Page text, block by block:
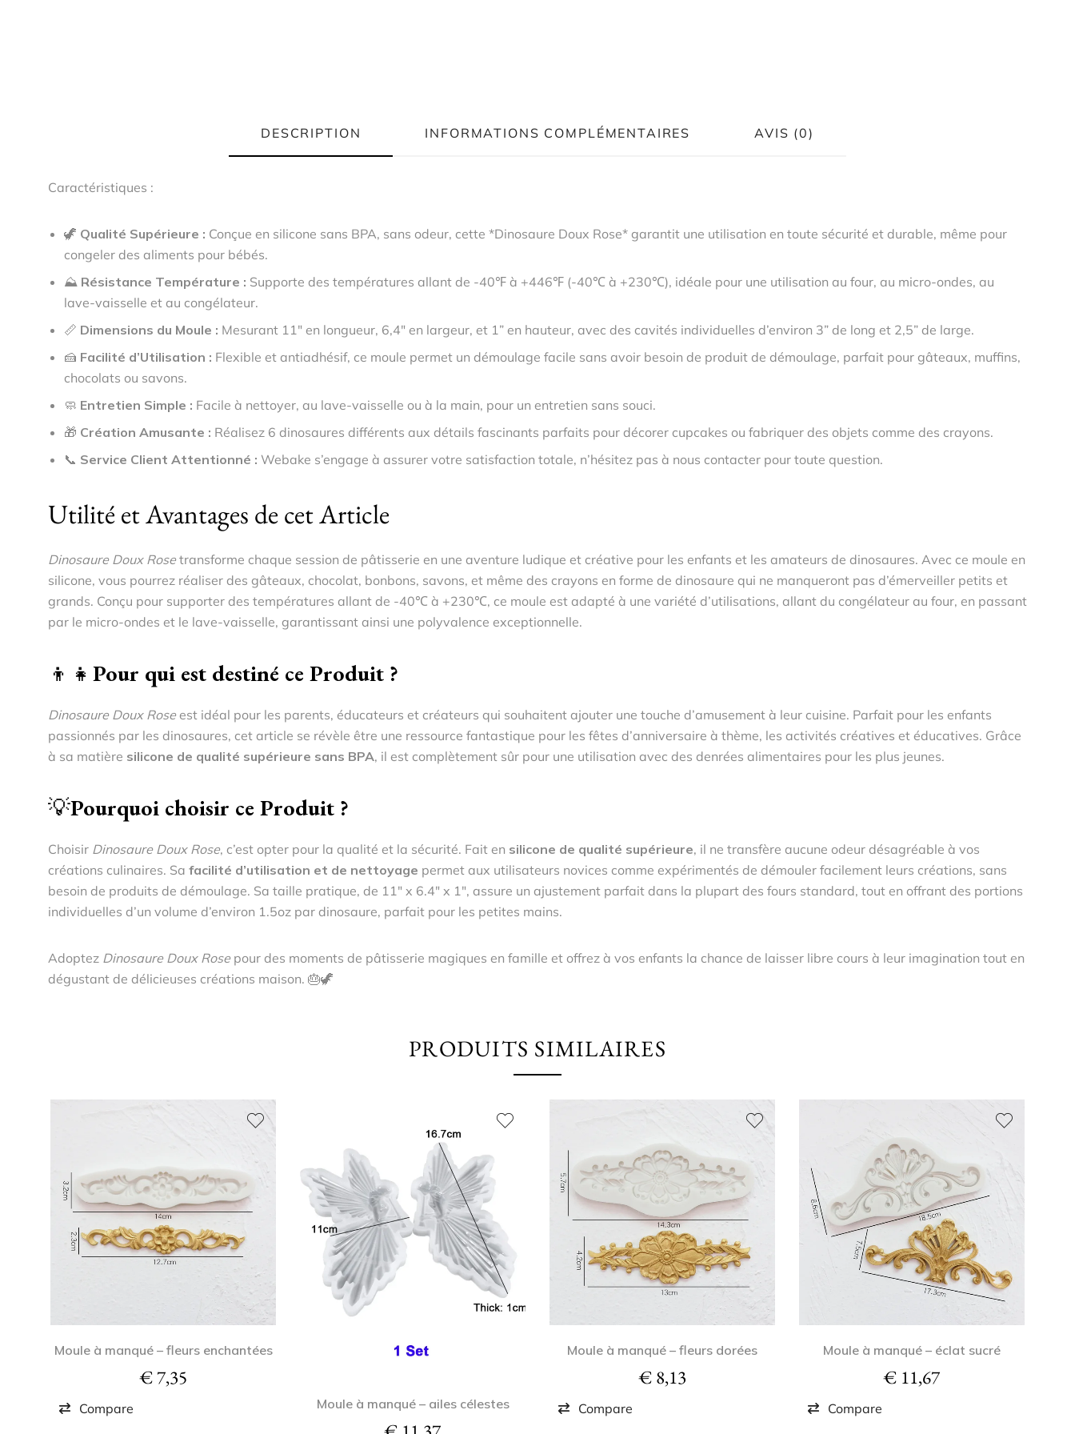
DESCRIPTION INFORMATIONS COMPLÉMENTAIRES AVIS (0)
Caractéristiques :
🦖 Qualité Supérieure : Conçue en silicone sans BPA, sans odeur, cette *Dinosaure Doux Rose* garantit une utilisation en toute sécurité et durable, même pour
congeler des aliments pour bébés.
⛰️ Résistance Température : Supporte des températures allant de -40℉ à +446℉ (-40℃ à +230℃), idéale pour une utilisation au four, au micro-ondes, au
lave-vaisselle et au congélateur.
📏 Dimensions du Moule : Mesurant 11″ en longueur, 6,4″ en largeur, et 1” en hauteur, avec des cavités individuelles d’environ 3” de long et 2,5” de large.
🍰 Facilité d’Utilisation : Flexible et antiadhésif, ce moule permet un démoulage facile sans avoir besoin de produit de démoulage, parfait pour gâteaux, muffins,
chocolats ou savons.
🧼 Entretien Simple : Facile à nettoyer, au lave-vaisselle ou à la main, pour un entretien sans souci.
🎁 Création Amusante : Réalisez 6 dinosaures différents aux détails fascinants parfaits pour décorer cupcakes ou fabriquer des objets comme des crayons.
📞 Service Client Attentionné : Webake s’engage à assurer votre satisfaction totale, n’hésitez pas à nous contacter pour toute question.
Utilité et Avantages de cet Article
Dinosaure Doux Rosetransforme chaque session de pâtisserie en une aventure ludique et créative pour les enfants et les amateurs de dinosaures. Avec ce moule en
silicone, vous pourrez réaliser des gâteaux, chocolat, bonbons, savons, et même des crayons en forme de dinosaure qui ne manqueront pas d’émerveiller petits et
grands. Conçu pour supporter des températures allant de -40℃ à +230℃, ce moule est adapté à une variété d’utilisations, allant du congélateur au four, en passant
par le micro-ondes et le lave-vaisselle, garantissant ainsi une polyvalence exceptionnelle.
👦👧 Pour qui est destiné ce Produit ?
Dinosaure Doux Roseest idéal pour les parents, éducateurs et créateurs qui souhaitent ajouter une touche d’amusement à leur cuisine. Parfait pour les enfants
passionnés par les dinosaures, cet article se révèle être une ressource fantastique pour les fêtes d’anniversaire à thème, les activités créatives et éducatives. Grâce
à sa matière silicone de qualité supérieure sans BPA, il est complètement sûr pour une utilisation avec des denrées alimentaires pour les plus jeunes.
💡Pourquoi choisir ce Produit ?
Choisir Dinosaure Doux Rose, c’est opter pour la qualité et la sécurité. Fait en silicone de qualité supérieure, il ne transfère aucune odeur désagréable à vos
créations culinaires. Sa facilité d’utilisation et de nettoyage permet aux utilisateurs novices comme expérimentés de démouler facilement leurs créations, sans
besoin de produits de démoulage. Sa taille pratique, de 11″ x 6.4″ x 1″, assure un ajustement parfait dans la plupart des fours standard, tout en offrant des portions
individuelles d’un volume d’environ 1.5oz par dinosaure, parfait pour les petites mains.
Adoptez Dinosaure Doux Rosepour des moments de pâtisserie magiques en famille et offrez à vos enfants la chance de laisser libre cours à leur imagination tout en
dégustant de délicieuses créations maison. 🎂🦖
PRODUITS SIMILAIRES
Moule à manqué – fleurs enchantées
€7,35
Compare Moule à manqué – ailes célestes
Moule à manqué – fleurs dorées
€8,13
Compare
Moule à manqué – éclat sucré
€ 11,67
Compare